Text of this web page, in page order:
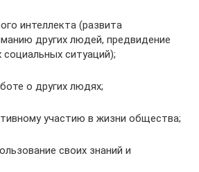
интеллекта (развита
других людей, предвидение
ситуаций);
о других людях;
участию в жизни общества;
своих знаний и